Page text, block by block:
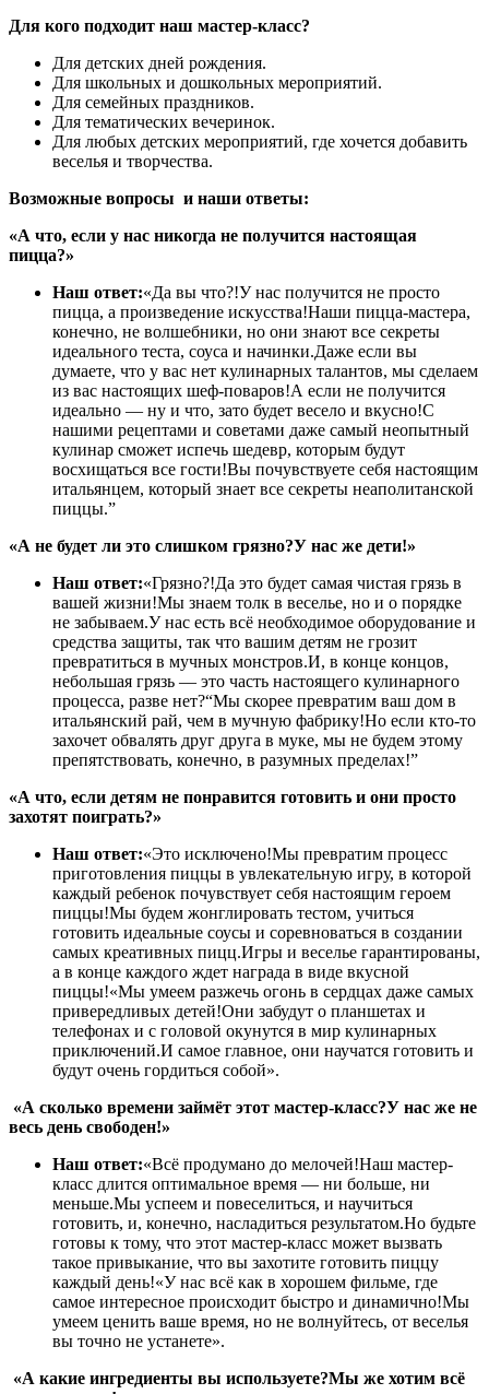
Для кого подходит наш мастер-класс?
Для детских дней рождения.
Для школьных и дошкольных мероприятий.
Для семейных праздников.
Для тематических вечеринок.
Для любых детских мероприятий, где хочется добавить
веселья и творчества.
Возможные вопросы и наши ответы:
«А что, если у нас никогда не получится настоящая
пицца?»
Наш ответ:«Да вы что?!У нас получится не просто
пицца, а произведение искусства!Наши пицца-мастера,
конечно, не волшебники, но они знают все секреты
идеального теста, соуса и начинки.Даже если вы
думаете, что у вас нет кулинарных талантов, мы сделаем
из вас настоящих шеф-поваров!А если не получится
идеально — ну и что, зато будет весело и вкусно!С
нашими рецептами и советами даже самый неопытный
кулинар сможет испечь шедевр, которым будут
восхищаться все гости!Вы почувствуете себя настоящим
итальянцем, который знает все секреты неаполитанской
пиццы.”
«А не будет ли это слишком грязно?У нас же дети!»
Наш ответ:«Грязно?!Да это будет самая чистая грязь в
вашей жизни!Мы знаем толк в веселье, но и о порядке
не забываем.У нас есть всё необходимое оборудование и
средства защиты, так что вашим детям не грозит
превратиться в мучных монстров.И, в конце концов,
небольшая грязь — это часть настоящего кулинарного
процесса, разве нет?“Мы скорее превратим ваш дом в
итальянский рай, чем в мучную фабрику!Но если кто-то
захочет обвалять друг друга в муке, мы не будем этому
препятствовать, конечно, в разумных пределах!”
«А что, если детям не понравится готовить и они просто
захотят поиграть?»
Наш ответ:«Это исключено!Мы превратим процесс
приготовления пиццы в увлекательную игру, в которой
каждый ребенок почувствует себя настоящим героем
пиццы!Мы будем жонглировать тестом, учиться
готовить идеальные соусы и соревноваться в создании
самых креативных пицц.Игры и веселье гарантированы,
а в конце каждого ждет награда в виде вкусной
пиццы!«Мы умеем разжечь огонь в сердцах даже самых
привередливых детей!Они забудут о планшетах и
телефонах и с головой окунутся в мир кулинарных
приключений.И самое главное, они научатся готовить и
будут очень гордиться собой».
«А сколько времени займёт этот мастер-класс?У нас же не
весь день свободен!»
Наш ответ:«Всё продумано до мелочей!Наш мастер-
класс длится оптимальное время — ни больше, ни
меньше.Мы успеем и повеселиться, и научиться
готовить, и, конечно, насладиться результатом.Но будьте
готовы к тому, что этот мастер-класс может вызвать
такое привыкание, что вы захотите готовить пиццу
каждый день!«У нас всё как в хорошем фильме, где
самое интересное происходит быстро и динамично!Мы
умеем ценить ваше время, но не волнуйтесь, от веселья
вы точно не устанете».
«А какие ингредиенты вы используете?Мы же хотим всё